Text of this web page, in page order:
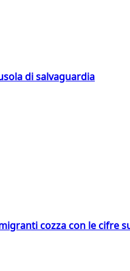
di salvaguardia
cozza con le cifre